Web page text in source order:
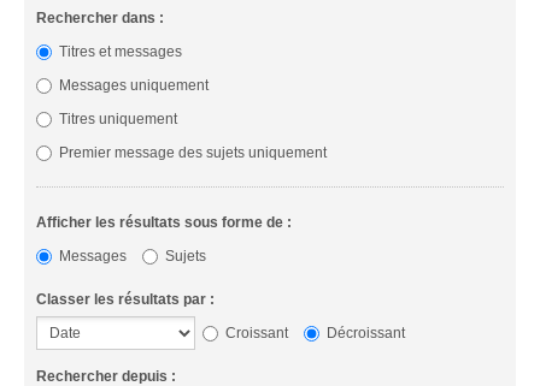
Rechercher dans :
Titres et messages
Messages uniquement
Titres uniquement
Premier message des sujets uniquement
Afficher les résultats sous forme de :
Messages
Sujets
Classer les résultats par :
Croissant
Décroissant
Rechercher depuis :